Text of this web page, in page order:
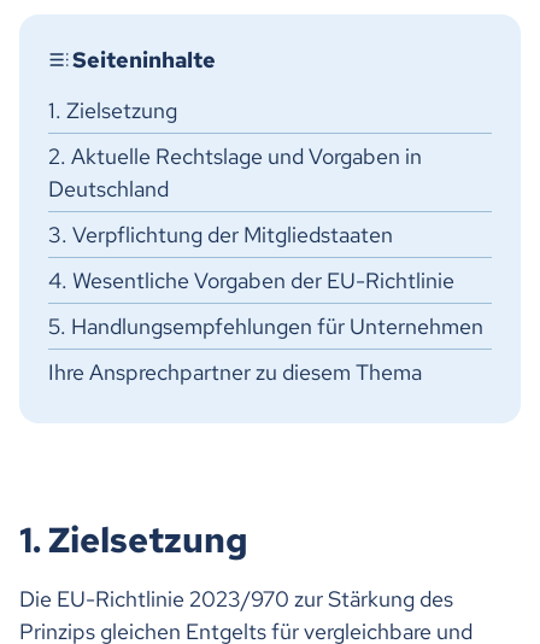
1. Zielsetzung
2. Aktuelle Rechtslage und Vorgaben in
Deutschland
3. Verpflichtung der Mitgliedstaaten
4. Wesentliche Vorgaben der EU-Richtlinie
5. Handlungsempfehlungen für Unternehmen
Ihre Ansprechpartner zu diesem Thema
1. Zielsetzung
Die EU-Richtlinie 2023/970 zur Stärkung des
Prinzips gleichen Entgelts für vergleichbare und